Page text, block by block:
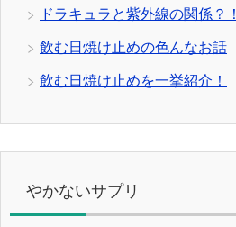
ドラキュラと紫外線の関係？！
飲む日焼け止めの色んなお話
飲む日焼け止めを一挙紹介！
やかないサプリ